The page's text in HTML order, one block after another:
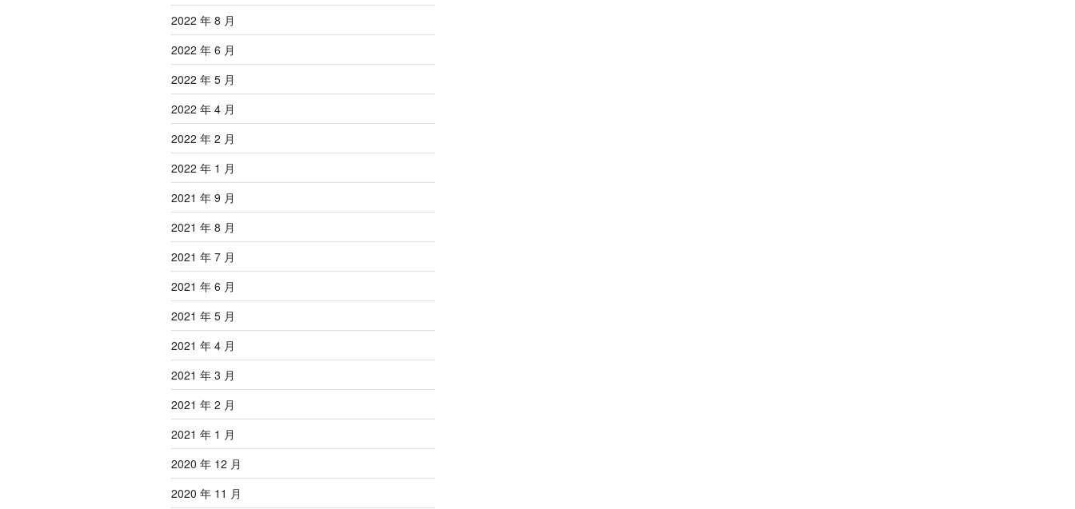
2022 年 8 月
2022 年 6 月
2022 年 5 月
2022 年 4 月
2022 年 2 月
2022 年 1 月
2021 年 9 月
2021 年 8 月
2021 年 7 月
2021 年 6 月
2021 年 5 月
2021 年 4 月
2021 年 3 月
2021 年 2 月
2021 年 1 月
2020 年 12 月
2020 年 11 月